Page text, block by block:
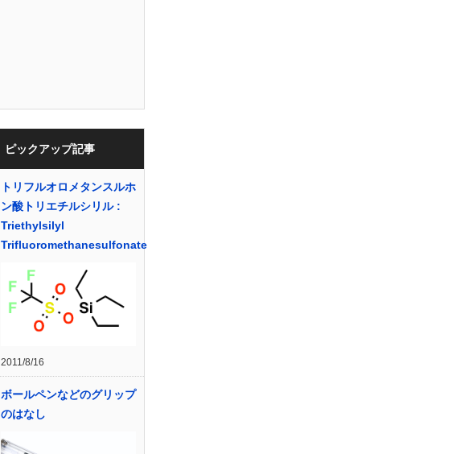
ピックアップ記事
トリフルオロメタンスルホ
ン酸トリエチルシリル :
Triethylsilyl
Trifluoromethanesulfonate
2011/8/16
ボールペンなどのグリップ
のはなし